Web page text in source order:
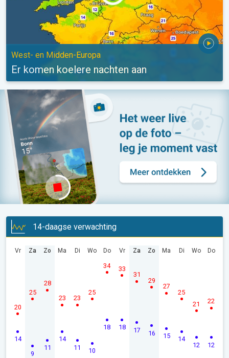
West- en Midden-Europa
Er komen koelere nachten aan
14-daagse verwachting
Vr
14
20
Za
9
25
Zo
11
28
Ma
14
23
Di
11
23
Wo
10
25
Do
18
34
Vr
18
33
Za
17
31
Zo
16
29
Ma
15
27
Di
14
25
Wo
12
21
Do
12
22